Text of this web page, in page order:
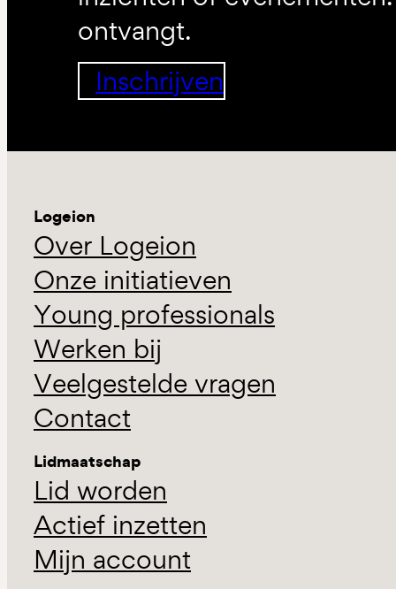
ontvangt.
Inschrijven
Logeion
Over Logeion
Onze initiatieven
Young professionals
Werken bij
Veelgestelde vragen
Contact
Lidmaatschap
Lid worden
Actief inzetten
Mijn account